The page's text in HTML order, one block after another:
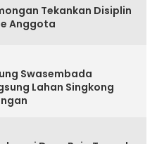
Tekankan Disiplin
Anggota
Swasembada
Lahan Singkong